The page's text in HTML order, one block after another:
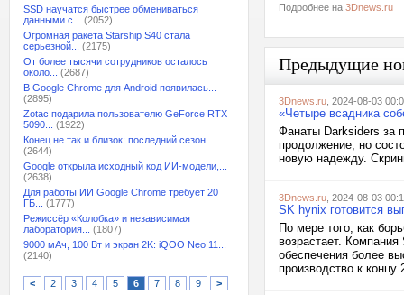
SSD научатся быстрее обмениваться
данными с...
(2052)
Огромная ракета Starship S40 стала
серьезной...
(2175)
От более тысячи сотрудников осталось
около...
(2687)
В Google Chrome для Android появилась...
(2895)
Zotac подарила пользователю GeForce RTX
5090...
(1922)
Конец не так и близок: последний сезон...
(2644)
Google открыла исходный код ИИ-модели,...
(2638)
Для работы ИИ Google Chrome требует 20
ГБ...
(1777)
Режиссёр «Колобка» и независимая
лаборатория...
(1807)
9000 мАч, 100 Вт и экран 2K: iQOO Neo 11...
(2140)
< 2 3 4 5 6 7 8 9 >
Подробнее на 3Dnews.ru
Предыдущие
3Dnews.ru , 2024-08-03
«Четыре всадника
Фанаты Darksiders за
продолжение, но
новую надежду.
3Dnews.ru , 2024-08-03
SK hynix готовится
По мере того, как
возрастает.
обеспечения более
производство к